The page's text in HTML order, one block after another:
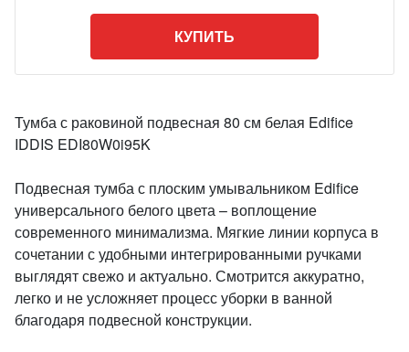
КУПИТЬ
Тумба с раковиной подвесная 80 см белая Edifice
IDDIS EDI80W0i95K
Подвесная тумба с плоским умывальником Edifice
универсального белого цвета – воплощение
современного минимализма. Мягкие линии корпуса в
сочетании с удобными интегрированными ручками
выглядят свежо и актуально. Смотрится аккуратно,
легко и не усложняет процесс уборки в ванной
благодаря подвесной конструкции.